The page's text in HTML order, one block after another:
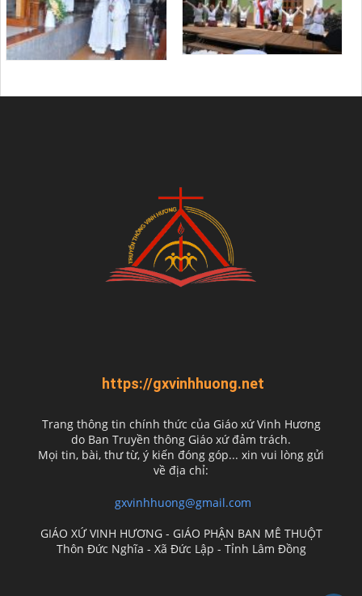
https://gxvinhhuong.net
Trang thông tin chính thức của Giáo xứ Vinh Hương
do Ban Truyền thông Giáo xứ đảm trách.
Mọi tin, bài, thư từ, ý kiến đóng góp... xin vui lòng gửi
về địa chỉ:
gxvinhhuong@gmail.com
GIÁO XỨ VINH HƯƠNG - GIÁO PHẬN BAN MÊ THUỘT
Thôn Đức Nghĩa - Xã Đức Lập - Tỉnh Lâm Đồng